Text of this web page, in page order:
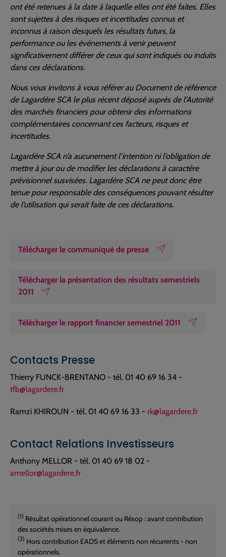
ont été retenues à la date à laquelle elles ont été faites. Elles
sont sujettes à des risques et incertitudes connus et
inconnus à raison desquels les résultats futurs, la
performance ou les événements à venir peuvent
significativement différer de ceux qui sont indiqués ou induits
dans ces déclarations.
Nous vous invitons à vous référer au Document de référence
de Lagardère SCA le plus récent déposé auprès de l’Autorité
des marchés financiers pour obtenir des informations
complémentaires concernant ces facteurs, risques et
incertitudes.
Lagardère SCA n’a aucunement l’intention ni l’obligation de
mettre à jour ou de modifier les déclarations à caractère
prévisionnel susvisées. Lagardère SCA ne peut donc être
tenue pour responsable des conséquences pouvant résulter
de l’utilisation qui serait faite de ces déclarations.
Télécharger le communiqué de presse
Télécharger la présentation des résultats semestriels
2011
Télécharger le rapport financier semestriel 2011
Contacts Presse
Thierry FUNCK-BRENTANO - tél. 01 40 69 16 34 -
tfb@lagardere.fr
Ramzi KHIROUN - tél. 01 40 69 16 33 - rk@lagardere.fr
Contact Relations Investisseurs
Anthony MELLOR - tél. 01 40 69 18 02 -
amellor@lagardere.fr
(1) Résultat opérationnel courant ou Résop : avant contribution
des sociétés mises en équivalence.
(2) Hors contribution EADS et éléments non récurrents - non
opérationnels.